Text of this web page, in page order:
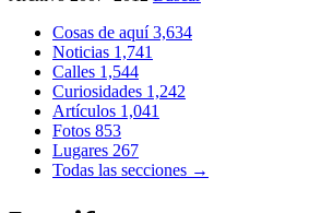
Cosas de aquí3,634
Noticias 1,741
Calles 1,544
Curiosidades 1,242
Artículos 1,041
Fotos 853
Lugares 267
Todas las secciones →